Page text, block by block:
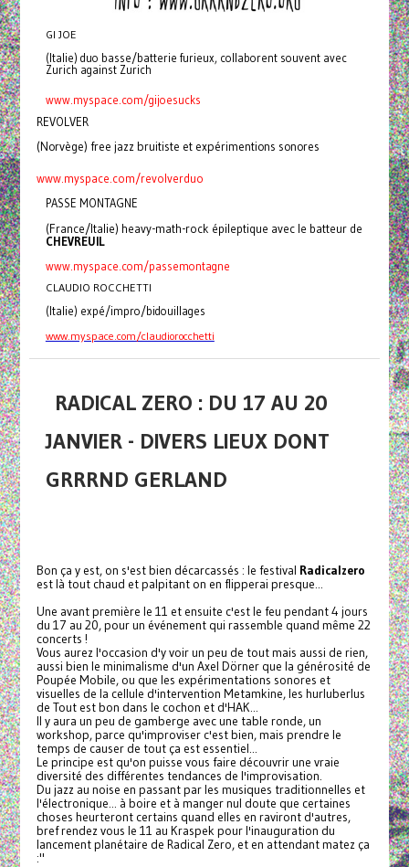
GI JOE
(Italie) duo basse/batterie furieux, collaborent souvent avec
Zurich against Zurich
www.myspace.com/gijoesucks
REVOLVER
(Norvège) free jazz bruitiste et expérimentions sonores
www.myspace.com/revolverduo
PASSE MONTAGNE
(France/Italie) heavy-math-rock épileptique avec le batteur de
CHEVREUIL
www.myspace.com/passemontagne
CLAUDIO ROCCHETTI
(Italie) expé/impro/bidouillages
www.myspace.com/claudiorocchetti
RADICAL ZERO : DU 17 AU 20
JANVIER - DIVERS LIEUX DONT
GRRRND GERLAND
Bon ça y est, on s'est bien décarcassés : le festival Radicalzero
est là tout chaud et palpitant on en flipperai presque...
Une avant première le 11 et ensuite c'est le feu pendant 4 jours
du 17 au 20, pour un événement qui rassemble quand même 22
concerts !
Vous aurez l'occasion d'y voir un peu de tout mais aussi de rien,
aussi bien le minimalisme d'un Axel Dörner que la générosité de
Poupée Mobile, ou que les expérimentations sonores et
visuelles de la cellule d'intervention Metamkine, les hurluberlus
de Tout est bon dans le cochon et d'HAK...
Il y aura un peu de gamberge avec une table ronde, un
workshop, parce qu'improviser c'est bien, mais prendre le
temps de causer de tout ça est essentiel...
Le principe est qu'on puisse vous faire découvrir une vraie
diversité des différentes tendances de l'improvisation.
Du jazz au noise en passant par les musiques traditionnelles et
l'électronique... à boire et à manger nul doute que certaines
choses heurteront certains quand elles en raviront d'autres,
bref rendez vous le 11 au Kraspek pour l'inauguration du
lancement planétaire de Radical Zero, et en attendant matez ça
:"